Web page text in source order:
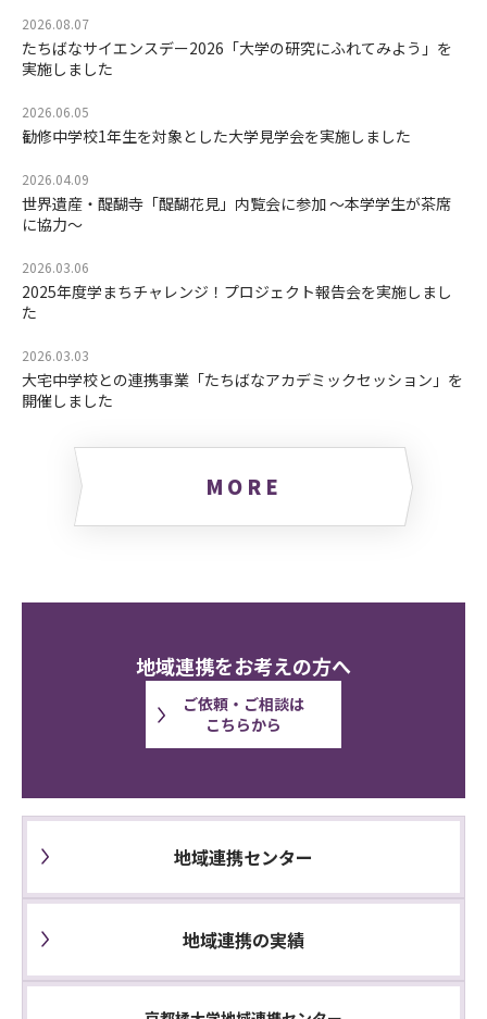
2026.08.07
たちばなサイエンスデー2026「大学の研究にふれてみよう」を
実施しました
2026.06.05
勧修中学校1年生を対象とした大学見学会を実施しました
2026.04.09
世界遺産・醍醐寺「醍醐花見」内覧会に参加 ～本学学生が茶席
に協力～
2026.03.06
2025年度学まちチャレンジ！プロジェクト報告会を実施しまし
た
2026.03.03
大宅中学校との連携事業「たちばなアカデミックセッション」を
開催しました
MORE
地域連携をお考えの方へ
ご依頼・ご相談は
こちらから
地域連携センター
地域連携の実績